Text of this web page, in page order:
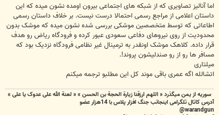
اما آنالیز تصاویری که از شبکه های اجتماعی بیرون اومده نشون میده که این
داستان اعلامی از مراجع رسمی احتمالا درست نیست. بر خلاف داستان رسمی
اطاعاتی که توسط متخصصین موشکی بررسی شده نشون میده که موشک بدون
محدودیت از روی نیروهای دفاعی سعودی عبور کرده و فرودگاه ریاض رو هدف
قرار داده. کلاهک موشک اونقدر به ترمینال غیر نظامی فرودگاه نزدیک بود که
مسافر ها رو از رو صندلیشون پروند!.
میلتاری
اتشالله اگه عمری باقی موند کل این مطلبو ترجمه میکنم
سوریه از یمن میگذرد « اللهم ارزقنا زيارة الحجة بن الحسن » « لعنة الله علی عدوک یا علی »
آدرس کاتال تلگرامی اینجانب جنگ افزار پلاس با 14هزار عضو
warandgun@